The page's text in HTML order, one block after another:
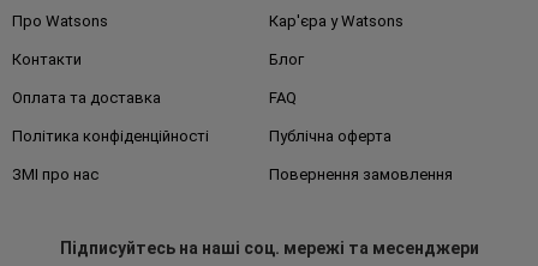
Про Watsons Кар'єра у Watsons
Контакти Блог
Оплата та доставка FAQ
Політика конфіденційності Публічна оферта
ЗМІ про нас Повернення замовлення
Підписуйтесьна наші соц. мережі та месенджери